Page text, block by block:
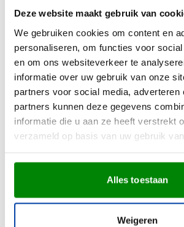
Deze website maakt gebruik van
We gebruiken cookies om content en
personaliseren, om functies voor
en om ons websiteverkeer te
informatie over uw gebruik van onze
partners voor social media, adverteren
partners kunnen deze gegevens
informatie die u aan ze heeft verstrekt
verzameld op basis van uw gebruik
Alles toestaan
Weigeren